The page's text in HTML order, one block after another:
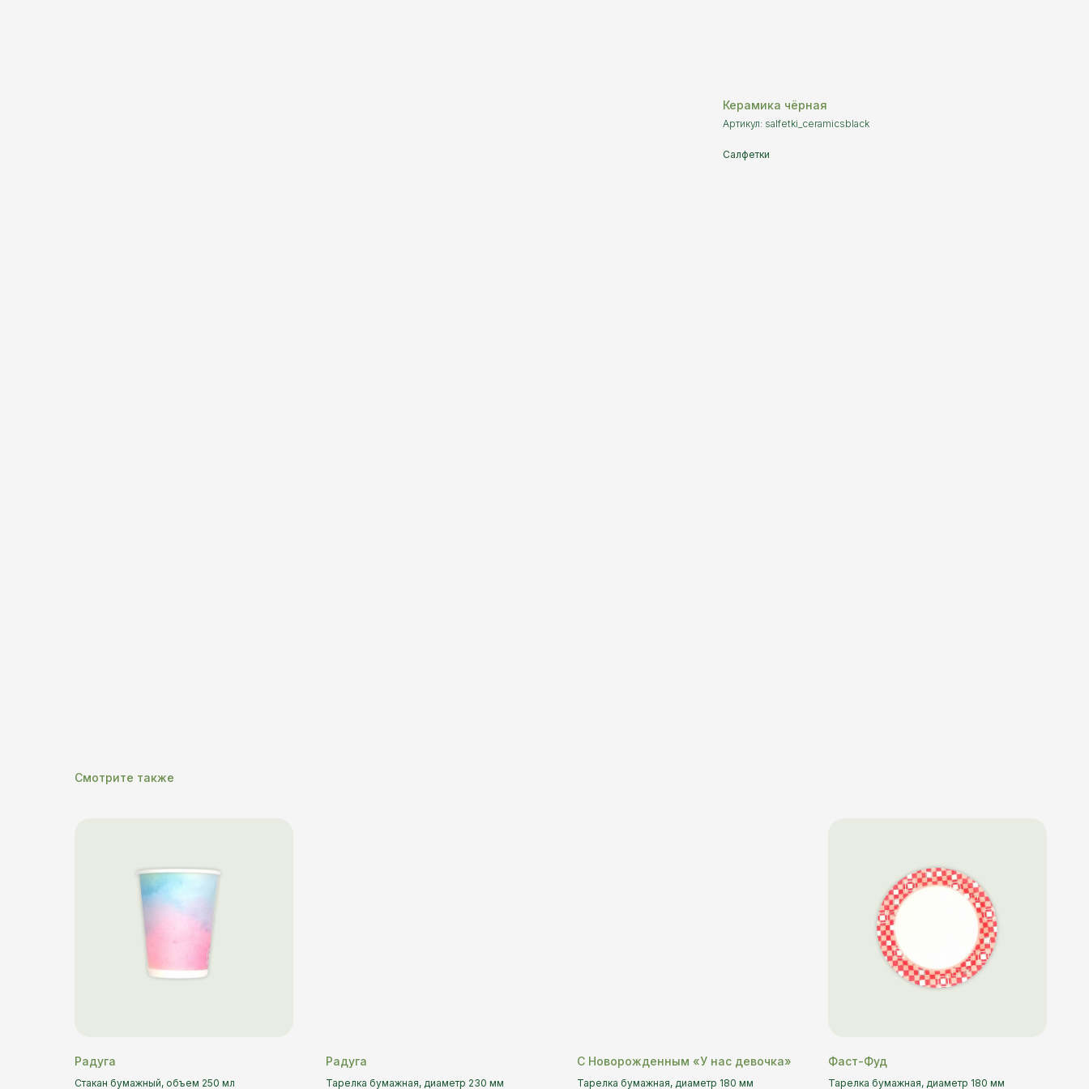
Керамика чёрная
Артикул: salfetki_ceramicsblack
Салфетки
Смотрите также
Радуга
Стакан бумажный, объем 250 мл
Радуга
Тарелка бумажная, диаметр 230 мм
С Новорожденным «У нас девочка»
Тарелка бумажная, диаметр 180 мм
Фаст-Фуд
Тарелка бумажная, диаметр 180 мм